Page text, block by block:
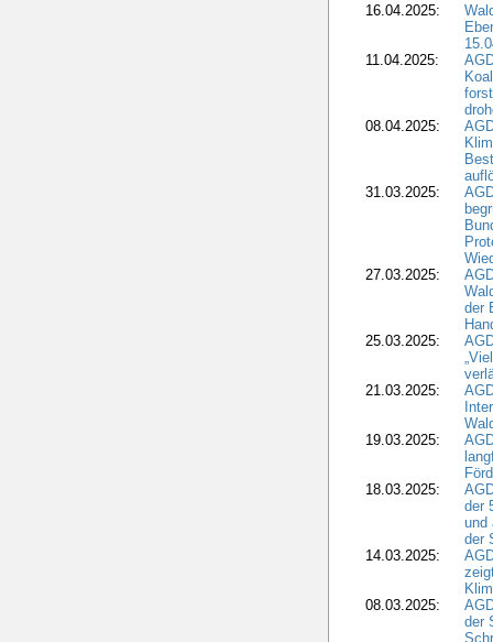
16.04.2025:
11.04.2025:
08.04.2025:
31.03.2025:
27.03.2025:
der
25.03.2025:
21.03.2025:
19.03.2025:
18.03.2025:
der
und
der
14.03.2025:
08.03.2025:
der